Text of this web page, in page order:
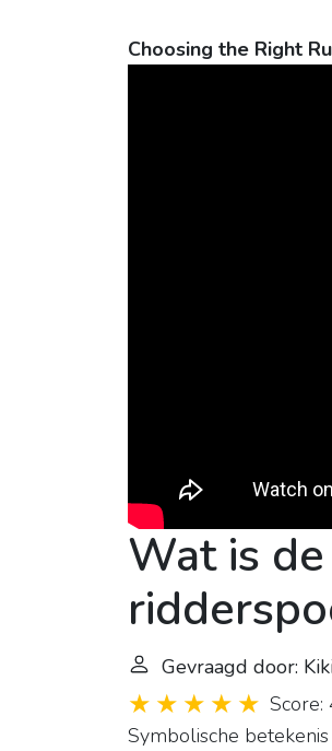
Choosing the Right
Wat is
Gevraagd door:
Score:
Symbolische betekenis